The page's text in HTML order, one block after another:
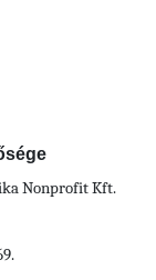
Nonprofit Kft.